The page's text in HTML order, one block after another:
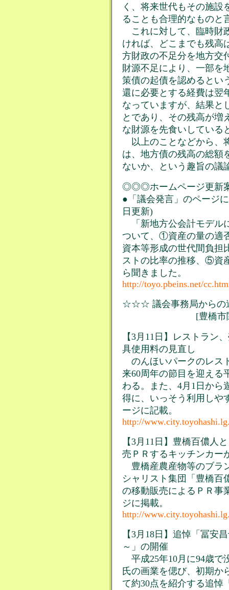
く、将来世代もその施設
ることも合理的なものと
これに対して、臨時財
ければ、どこまでも残高
方財政の不足分を地方交
財源不足により、一部を
策債の起債を認めるとい
還に必要とする経費は翌
なっていますが、結果と
とであり、その残高が増
な財源を先食いしている
以上のことなどから、
は、地方債の残高の総額
ないか、という趣旨の議
◎◎◎ホームページ更
●「議会発言」のページ
日更新)
「新地方公会計モデル
ついて、①資産の量の適
資本等形成の世代間負
ストの比率の推移、⑤資
ら聞きました。
http://toyo.pbeins.net/
☆☆☆ 議会事務局から
[豊橋市関連ニ
【3月11日】レストラン
具使用料の見直し
のんほいパークのレス
来60周年の節目を迎える
わる。また、4月1日から
得に、いっそう利用しや
ージに記載。
http://
【3月11日】豊橋百儂人
売ＰＲするキッチンカー
豊橋産農産物等のブラ
シャリスト集団「豊橋百
の移動販売によるＰＲ事
ジに掲載。
http://
【3月18日】追悼「冨安
～」の開催
平成25年10月に94歳で
氏の画業を偲び、初期か
て約30点を紹介する追悼